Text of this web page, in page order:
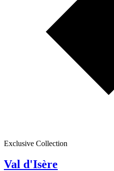
Exclusive Collection
Val d'Isère